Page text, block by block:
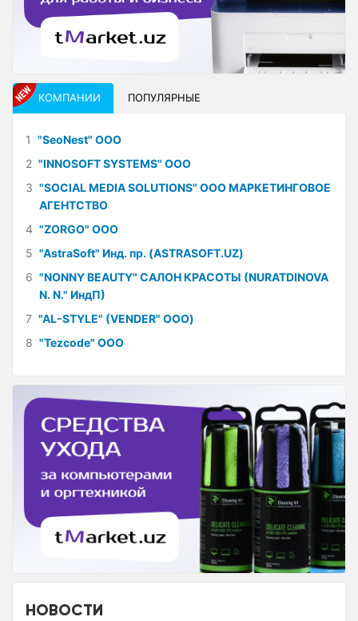
КОМПАНИИ ПОПУЛЯРНЫЕ
1 "SeoNest" ООО
2 "INNOSOFT SYSTEMS" ООО
3 "SOCIAL MEDIA SOLUTIONS" ООО МАРКЕТИНГОВОЕ
АГЕНТСТВО
4 "ZORGO" ООО
5 "AstraSoft" Инд. пр. (ASTRASOFT.UZ)
6 "NONNY BEAUTY" САЛОН КРАСОТЫ (NURATDINOVA
N. N." ИндП)
7 "AL-STYLE" (VENDER" ООО)
8 "Tezcode" ООО
НОВОСТИ